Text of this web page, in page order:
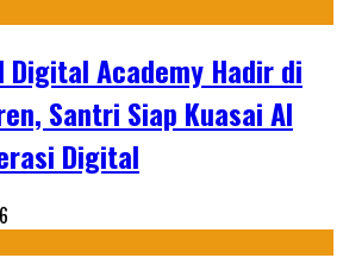
Digital Academy Hadir di
Santri Siap Kuasai AI
Digital